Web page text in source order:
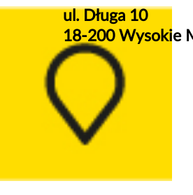
ul. Długa 10
18-200 Wysokie